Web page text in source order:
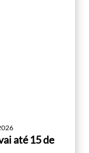
até 15 de